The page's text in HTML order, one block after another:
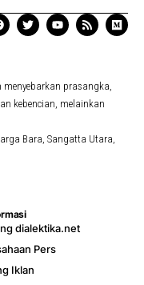
prasangka,
kebencian, melainkan
Bara, Sangatta Utara,
dialektika.net
Pers
Iklan